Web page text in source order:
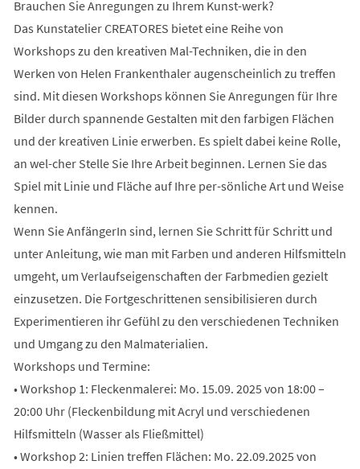
Brauchen Sie Anregungen zu Ihrem Kunst-werk?
Das Kunstatelier CREATORES bietet eine Reihe von
Workshops zu den kreativen Mal-Techniken, die in den
Werken von Helen Frankenthaler augenscheinlich zu treffen
sind. Mit diesen Workshops können Sie Anregungen für Ihre
Bilder durch spannende Gestalten mit den farbigen Flächen
und der kreativen Linie erwerben. Es spielt dabei keine Rolle,
an wel-cher Stelle Sie Ihre Arbeit beginnen. Lernen Sie das
Spiel mit Linie und Fläche auf Ihre per-sönliche Art und Weise
kennen.
Wenn Sie AnfängerIn sind, lernen Sie Schritt für Schritt und
unter Anleitung, wie man mit Farben und anderen Hilfsmitteln
umgeht, um Verlaufseigenschaften der Farbmedien gezielt
einzusetzen. Die Fortgeschrittenen sensibilisieren durch
Experimentieren ihr Gefühl zu den verschiedenen Techniken
und Umgang zu den Malmaterialien.
Workshops und Termine:
• Workshop 1: Fleckenmalerei: Mo. 15.09. 2025 von 18:00 –
20:00 Uhr (Fleckenbildung mit Acryl und verschiedenen
Hilfsmitteln (Wasser als Fließmittel)
• Workshop 2: Linien treffen Flächen: Mo. 22.09.2025 von